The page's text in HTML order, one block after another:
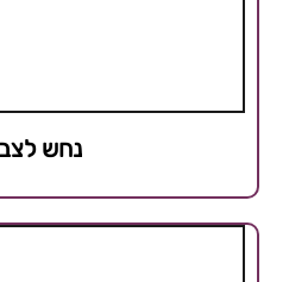
נחש